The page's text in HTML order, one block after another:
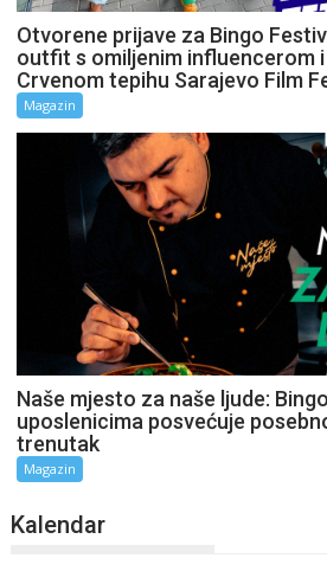
Otvorene prijave za Bingo
outfit s omiljenim influencerom
Crvenom tepihu Sarajevo Film
Magazin
Naše mjesto za naše ljude:
uposlenicima posvećuje
trenutak
Magazin
Kalendar